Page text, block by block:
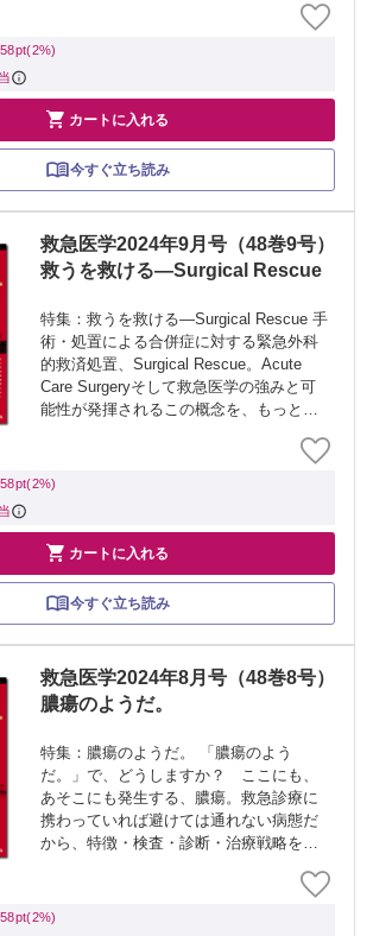
景・エビデンスや、作成過程の議論や判
断、残された研究課題をまとめて学ぼ
58pt(2%)
 カートに入れる
今すぐ立ち読み
救急医学2024年9月号（48巻9号）
救うを救ける—Surgical Rescue
特集：救うを救ける―Surgical Rescue 手
術・処置による合併症に対する緊急外科
的救済処置、Surgical Rescue。Acute
Care Surgeryそして救急医学の強みと可
能性が発揮されるこの概念を、もっと多
58pt(2%)
 カートに入れる
今すぐ立ち読み
救急医学2024年8月号（48巻8号）
膿瘍のようだ。
特集：膿瘍のようだ。 「膿瘍のよう
だ。」で、どうしますか？ ここにも、
あそこにも発生する、膿瘍。救急診療に
携わっていれば避けては通れない病態だ
から、特徴・検査・診断・治療戦略を部
急医学」最新号・バックナンバーはこち
ら ≫ 「救急医学」年間購読、受付中！
58pt(2%)